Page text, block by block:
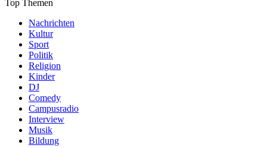
Top Themen
Nachrichten
Kultur
Sport
Politik
Religion
Kinder
DJ
Comedy
Campusradio
Interview
Musik
Bildung